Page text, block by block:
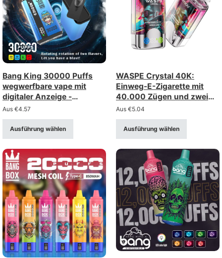
Bang King 30000 Puffs
wegwerfbare vape mit
digitaler Anzeige -
Großhandel Bulk-
Versorgung
Aus €4.57
Ausführung wählen
WASPE Crystal 40K:
Einweg-E-Zigarette mit
40.000 Zügen und zwei
Optionen (Doppeloption) –
Großhandel
Aus €5.04
Ausführung wählen